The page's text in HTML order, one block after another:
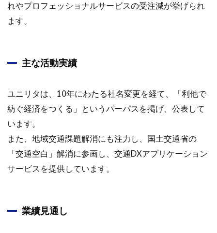
ム
ェッ
ショ
サー
ビス
業績
と戦
略
2.5.1
の業績
れやプロフェッショナルサービスの受注減が挙げられ
ます。
主な活動実績
ユニリタは、10年にわたる社名変更を経て、「利他で
紡ぐ経済をつくる」というパーパスを掲げ、公表して
います。
また、地域交通課題解消にも注力し、国土交通省の
「交通空白」解消に参画し、交通DXアプリケーション
サービスを提供しています。
業績見通し